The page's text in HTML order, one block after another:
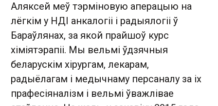
Аляксей меў тэрміновую аперацыю на
лёгкім у НДІ анкалогіі і радыялогіі ў
Бараўлянах, за якой прайшоў курс
хіміятэрапіі. Мы вельмі ўдзячныя
беларускім хірургам, лекарам,
радыёлагам і медычнаму персаналу за іх
прафесіяналізм і вельмі ўважлівае